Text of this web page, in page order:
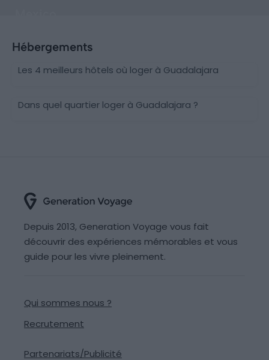
Hébergements
Les 4 meilleurs hôtels où loger à Guadalajara
Dans quel quartier loger à Guadalajara ?
Depuis 2013, Generation Voyage vous fait
découvrir des expériences mémorables et vous
guide pour les vivre pleinement.
Qui sommes nous ?
Recrutement
Partenariats/Publicité